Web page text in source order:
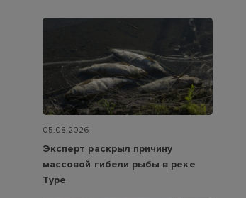
05.08.2026
Эксперт раскрыл причину
массовой гибели рыбы в реке
Туре